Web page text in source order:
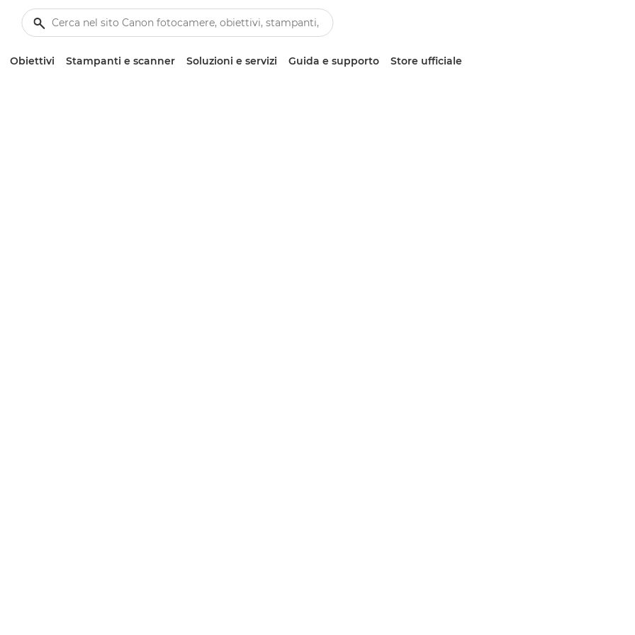
Obiettivi Stampanti e scanner Soluzioni e servizi Guida e supporto Store ufficiale